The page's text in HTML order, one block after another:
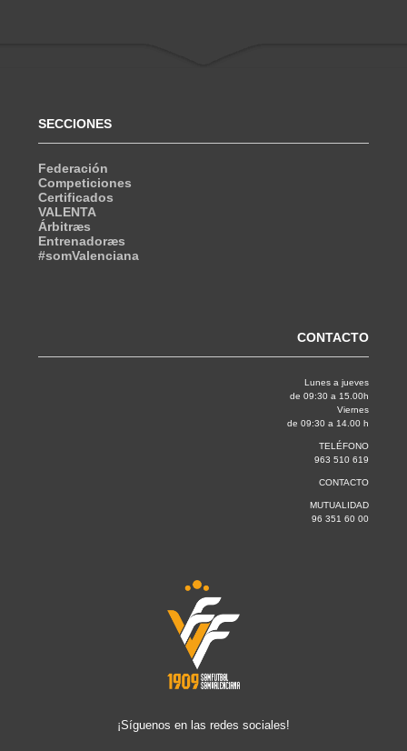
SECCIONES
Federación
Competiciones
Certificados
VALENTA
Árbitræs
Entrenadoræs
#somValenciana
CONTACTO
Lunes a jueves
de 09:30 a 15.00h
Viernes
de 09:30 a 14.00 h
TELÉFONO
963 510 619
CONTACTO
MUTUALIDAD
96 351 60 00
¡Síguenos en las redes sociales!